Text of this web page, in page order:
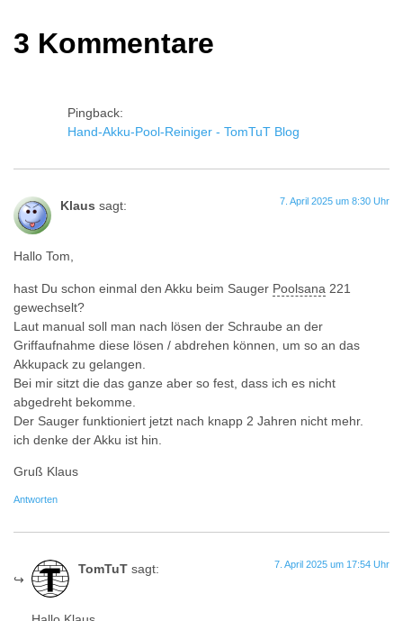
3 Kommentare
Pingback:
Hand-Akku-Pool-Reiniger - TomTuT Blog
Klaus sagt: 7. April 2025 um 8:30 Uhr
Hallo Tom,
hast Du schon einmal den Akku beim Sauger Poolsana 221
gewechselt?
Laut manual soll man nach lösen der Schraube an der
Griffaufnahme diese lösen / abdrehen können, um so an das
Akkupack zu gelangen.
Bei mir sitzt die das ganze aber so fest, dass ich es nicht
abgedreht bekomme.
Der Sauger funktioniert jetzt nach knapp 2 Jahren nicht mehr.
ich denke der Akku ist hin.
Gruß Klaus
Antworten
TomTuT sagt: 7. April 2025 um 17:54 Uhr